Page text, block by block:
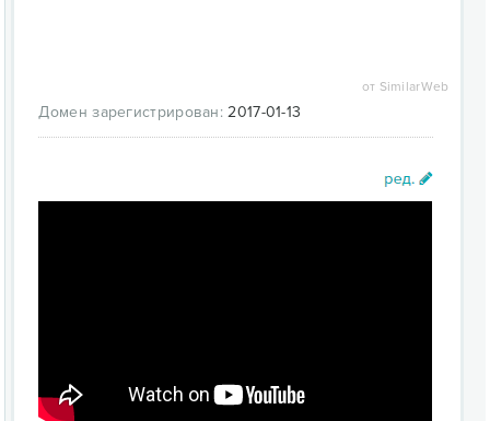
от SimilarWeb
Домен зарегистрирован: 2017-01-13